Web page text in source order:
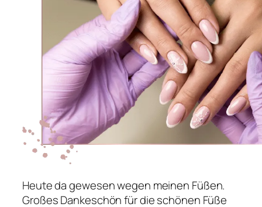
Heute da gewesen wegen meinen Füßen.
Großes Dankeschön für die schönen Füße